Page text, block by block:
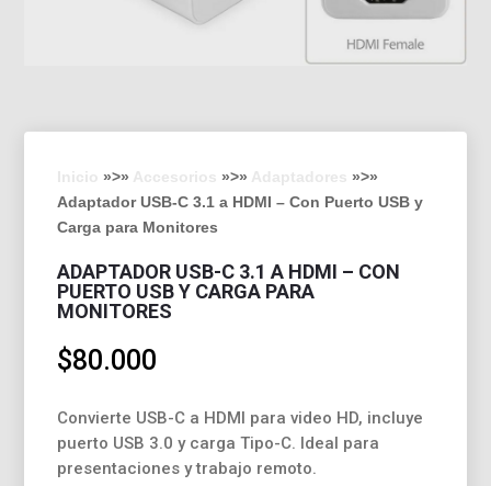
»>» »>»
»>»
Adaptador USB-C 3.1 a HDMI – Con Puerto USB y
Carga para Monitores
ADAPTADOR USB-C 3.1 A HDMI – CON
PUERTO USB Y CARGA PARA
MONITORES
$80.000
Convierte USB-C a HDMI para video HD, incluye
puerto USB 3.0 y carga Tipo-C. Ideal para
presentaciones y trabajo remoto.